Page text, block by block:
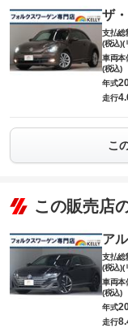
ザ
支払総
(税込)(
車両本
(税込)
年式
走行
こ
この販売店
ア
支払総
(税込)(
車両本
(税込)
年式
走行